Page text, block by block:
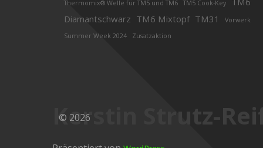
Thermomix® Welle für TM5 und TM6 TM5 Cook-Key
Diamantschwarz TM6 Mixtopf TM31
Vorwerk
Summer Week 2024
Zusatzaktion
Kerstin Strutz-
© 2026